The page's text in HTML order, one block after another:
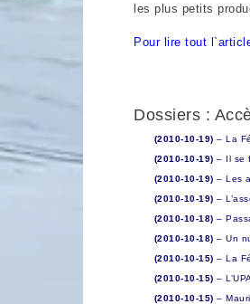
les plus petits
Pour lire tout
Dossiers :
(2010-10-19) – La
(2010-10-19) – Il se
(2010-10-19) – Les
(2010-10-19) –
(2010-10-18) –
(2010-10-18) – Un
(2010-10-15) – La
(2010-10-15) –
(2010-10-15) –